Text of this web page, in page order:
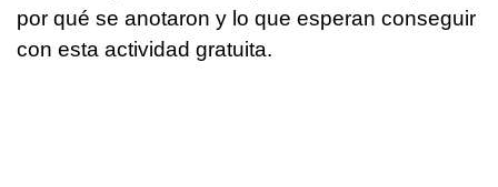
por qué se anotaron y lo que esperan conseguir
con esta actividad gratuita.